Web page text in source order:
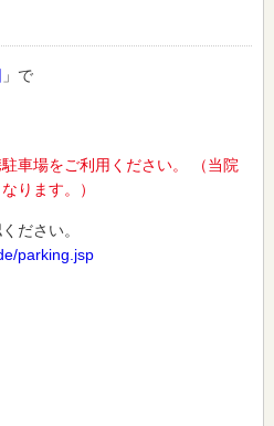
」で
車場をご利用ください。 （当院
ります。）
ださい。
parking.jsp